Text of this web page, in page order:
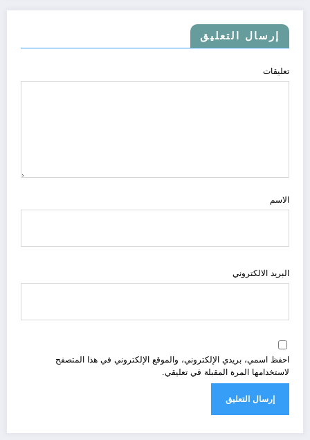
إرسال التعليق
تعليقات
الاسم
البريد الالكتروني
احفظ اسمي، بريدي الإلكتروني، والموقع الإلكتروني في هذا المتصفح
لاستخدامها المرة المقبلة في تعليقي.